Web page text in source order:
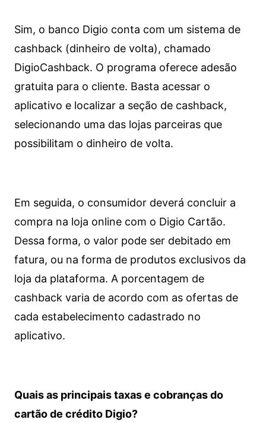
Sim, o banco Digio conta com um sistema de
cashback (dinheiro de volta), chamado
DigioCashback. O programa oferece adesão
gratuita para o cliente. Basta acessar o
aplicativo e localizar a seção de cashback,
selecionando uma das lojas parceiras que
possibilitam o dinheiro de volta.
Em seguida, o consumidor deverá concluir a
compra na loja online com o Digio Cartão.
Dessa forma, o valor pode ser debitado em
fatura, ou na forma de produtos exclusivos da
loja da plataforma. A porcentagem de
cashback varia de acordo com as ofertas de
cada estabelecimento cadastrado no
aplicativo.
Quais as principais taxas e cobranças do
cartão de crédito Digio?